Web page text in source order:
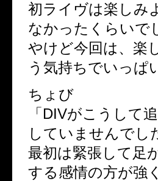
初ライヴは楽しみ
なかったくらいで
やけど今回は、楽
う気持ちでいっぱ
ちょび
「DIVがこうして
していませんでし
最初は緊張して足
する感情の方が強